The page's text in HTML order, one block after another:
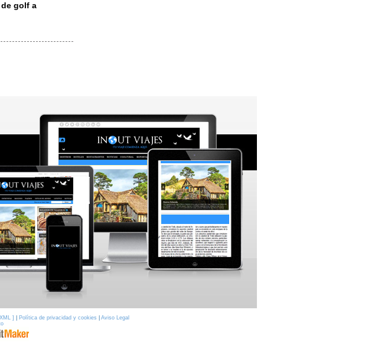
golf a
] Política de privacidad y cookies
Aviso Legal